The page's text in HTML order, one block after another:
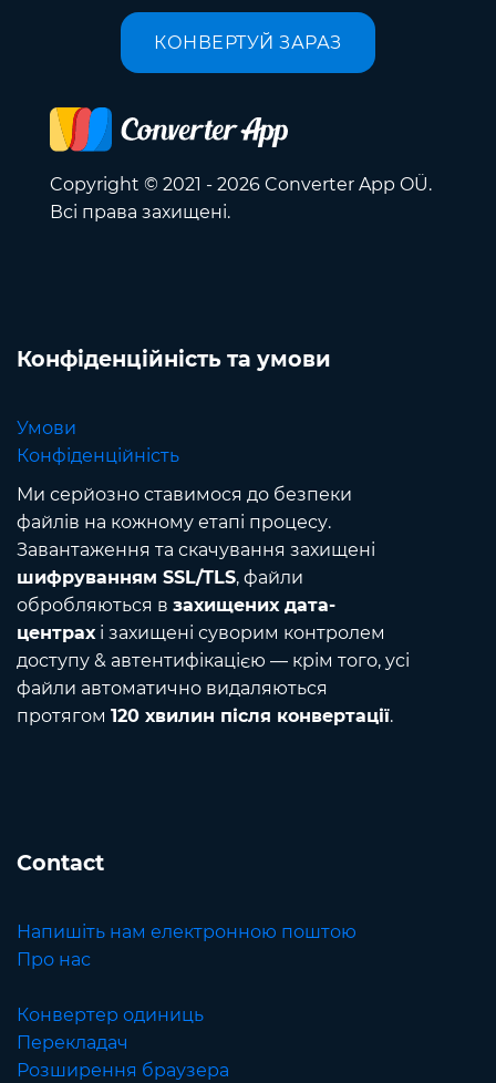
КОНВЕРТУЙ ЗАРАЗ
Copyright © 2021 - 2026 Converter App OÜ.
Всі права захищені.
Конфіденційність та умови
Умови
Конфіденційність
Ми серйозно ставимося до безпеки
файлів на кожному етапі процесу.
Завантаження та скачування захищені
шифруванням SSL/TLS, файли
обробляються в захищених дата-
центрахі захищені суворим контролем
доступу & автентифікацією — крім того, усі
файли автоматично видаляються
протягом 120 хвилин після конвертації.
Contact
Напишіть нам електронною поштою
Про нас
Конвертер одиниць
Перекладач
Розширення браузера